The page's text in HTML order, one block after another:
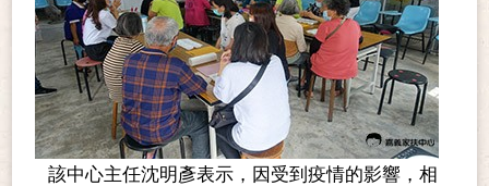
該中心主任沈明彥表示，因受到疫情的影響，相